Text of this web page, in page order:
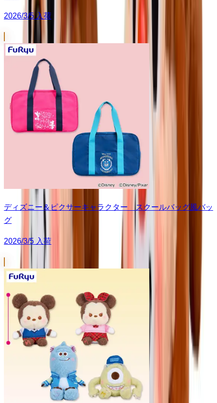
2026/3/5 入荷
ディズニー＆ピクサーキャラクター スクールバッグ風バッ
グ
2026/3/5 入荷